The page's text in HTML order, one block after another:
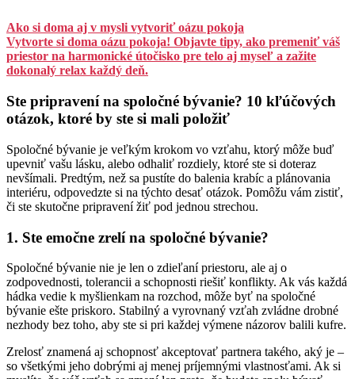
Ako si doma aj v mysli vytvoriť oázu pokoja
Vytvorte si doma oázu pokoja! Objavte tipy, ako premeniť váš
priestor na harmonické útočisko pre telo aj myseľ a zažite
dokonalý relax každý deň.
Ste pripravení na spoločné bývanie? 10 kľúčových
otázok, ktoré by ste si mali položiť
Spoločné bývanie je veľkým krokom vo vzťahu, ktorý môže buď
upevniť vašu lásku, alebo odhaliť rozdiely, ktoré ste si doteraz
nevšímali. Predtým, než sa pustíte do balenia krabíc a plánovania
interiéru, odpovedzte si na týchto desať otázok. Pomôžu vám zistiť,
či ste skutočne pripravení žiť pod jednou strechou.
1. Ste emočne zrelí na spoločné bývanie?
Spoločné bývanie nie je len o zdieľaní priestoru, ale aj o
zodpovednosti, tolerancii a schopnosti riešiť konflikty. Ak vás každá
hádka vedie k myšlienkam na rozchod, môže byť na spoločné
bývanie ešte priskoro. Stabilný a vyrovnaný vzťah zvládne drobné
nezhody bez toho, aby ste si pri každej výmene názorov balili kufre.
Zrelosť znamená aj schopnosť akceptovať partnera takého, aký je –
so všetkými jeho dobrými aj menej príjemnými vlastnosťami. Ak si